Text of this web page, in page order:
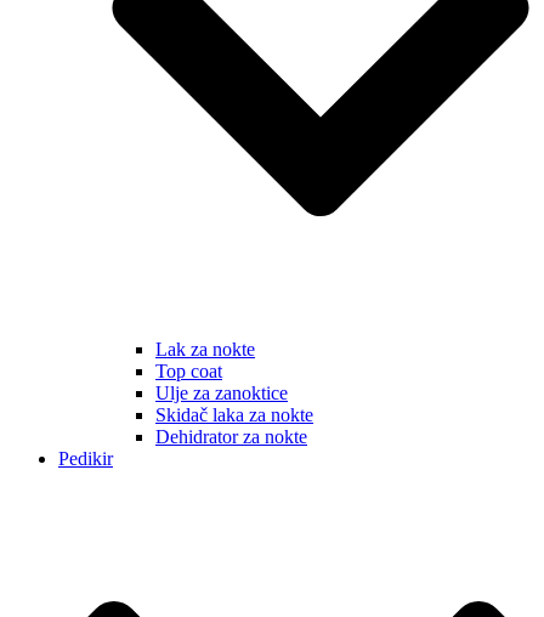
Lak za nokte
Top coat
Ulje za zanoktice
Skidač laka za nokte
Dehidrator za nokte
Pedikir